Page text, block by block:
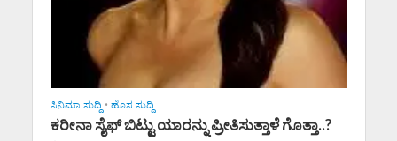
ಸಿನಿಮಾ ಸುದ್ದಿ • ಹೊಸ ಸುದ್ದಿ
ಕರೀನಾ ಸೈಫ್ ಬಿಟ್ಟು ಯಾರನ್ನು ಪ್ರೀತಿಸುತ್ತಾಳೆ ಗೊತ್ತಾ..?